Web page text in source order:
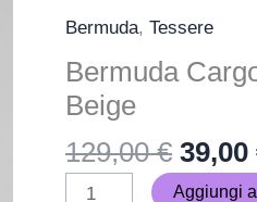
Bermuda, Tessere
Bermuda
Beige
129,00€ 39,00
Paris
Check
quantità
Aggiungi